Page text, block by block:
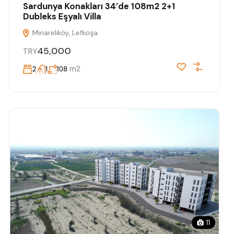
Sardunya Konakları 34’de 108m2 2+1
Dubleks Eşyalı Villa
Minareliköy, Lefkoşa
TRY45,000
2 1 108 m2
11